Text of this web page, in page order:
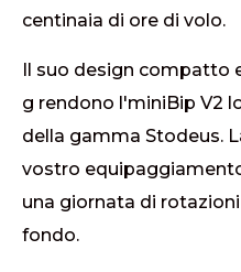
centinaia di ore di volo.
Il suo design compatto
g rendono l'miniBip V2
della gamma Stodeus.
vostro
una giornata di
fondo.